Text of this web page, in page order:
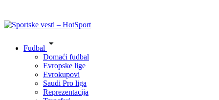
Fudbal
Domaći fudbal
Evropske lige
Evrokupovi
Saudi Pro liga
Reprezentacija